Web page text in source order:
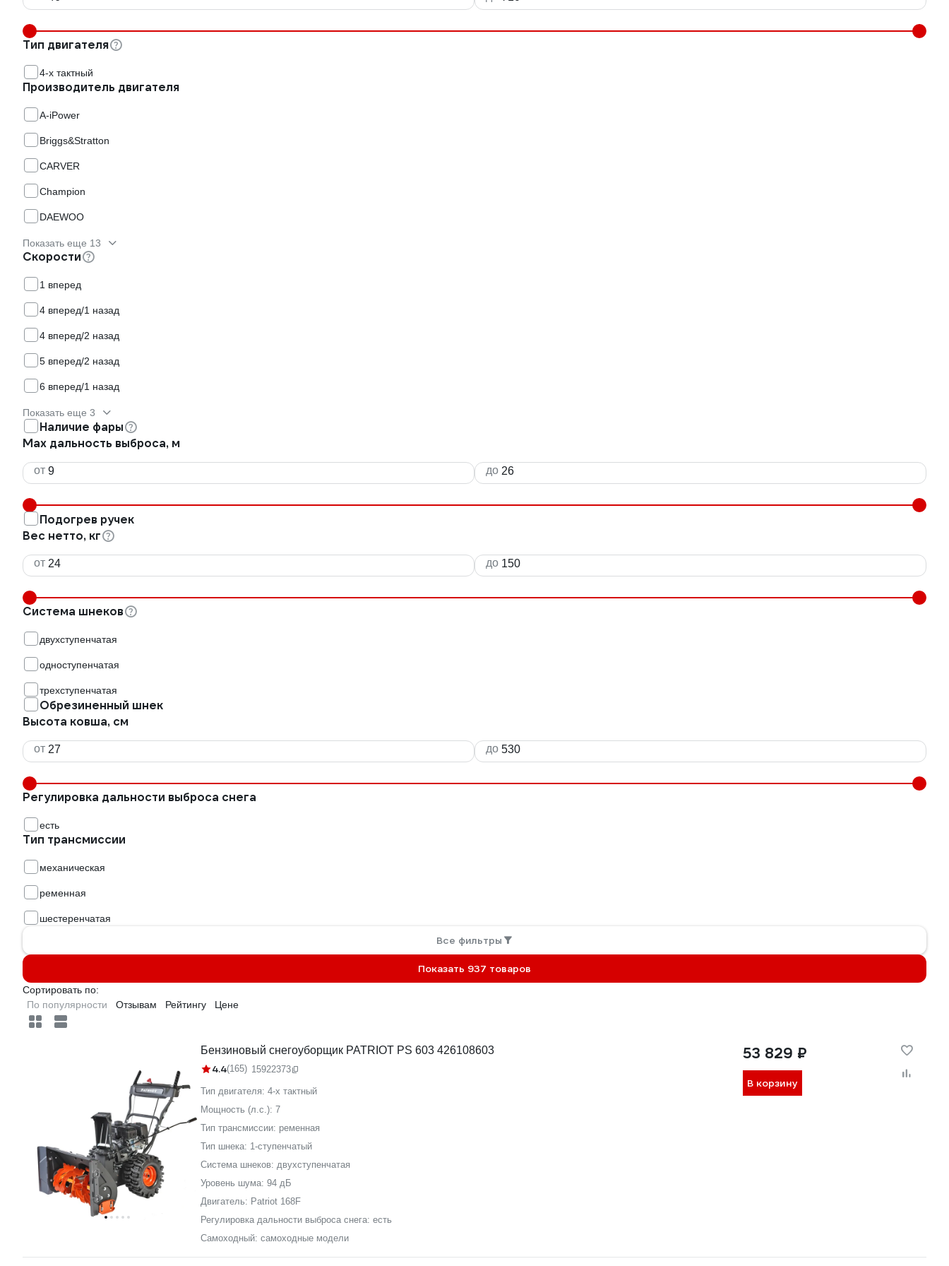
Тип двигателя
4-х тактный
Производитель двигателя
A-iPower
Briggs&Stratton
CARVER
Champion
DAEWOO
Показать еще 13
Скорости
1 вперед
4 вперед/1 назад
4 вперед/2 назад
5 вперед/2 назад
6 вперед/1 назад
Показать еще 3
Наличие фары
Max дальность выброса, м
от до
Подогрев ручек
Вес нетто, кг
от до
Система шнеков
двухступенчатая
одноступенчатая
трехступенчатая
Обрезиненный шнек
Высота ковша, см
от до
Регулировка дальности выброса снега
есть
Тип трансмиссии
механическая
ременная
шестеренчатая
Все фильтры
Показать 937 товаров
Сортировать по:
По популярности
Отзывам Рейтингу Цене
Бензиновый снегоуборщик PATRIOT PS 603 426108603
4.4(165) 15922373
Тип двигателя: 4-х тактный
Мощность (л.с.): 7
Тип трансмиссии: ременная
Тип шнека: 1-ступенчатый
Система шнеков: двухступенчатая
Уровень шума: 94 дБ
Двигатель: Patriot 168F
Регулировка дальности выброса снега: есть
Самоходный: самоходные модели
53 829 ₽
В корзину